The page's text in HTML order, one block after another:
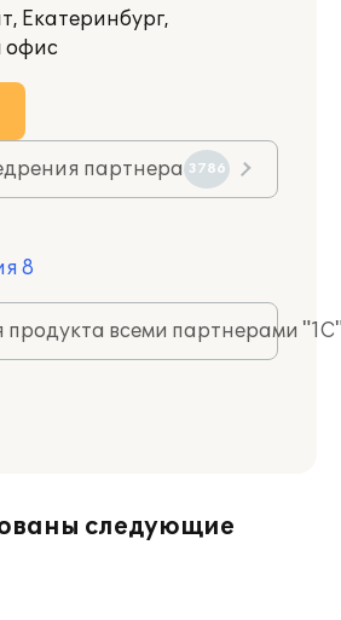
Екатеринбург,
офис
партнера 3786
8
продукта всеми партнерами
следующие